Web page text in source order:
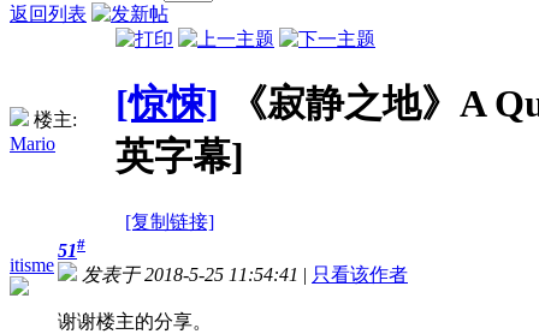
返回列表
楼主:
Mario
[惊悚]
《寂静之地》A
英字幕]
[复制链接]
itisme
51#
发表于 2018-5-25 11:54:41 | 只看该作者
谢谢楼主的分享。